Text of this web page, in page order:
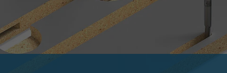
România
Română
Schweiz